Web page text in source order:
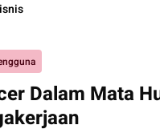
Dalam Mata